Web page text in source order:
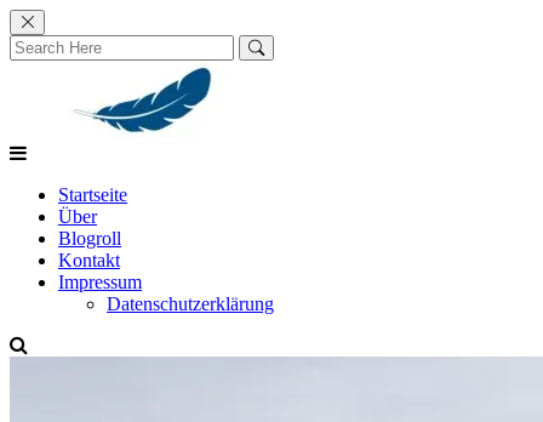
Skip
to
content
Startseite
Über
Blogroll
Kontakt
Impressum
Datenschutzerklärung